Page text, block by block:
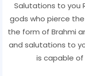
Salutations to you
gods who pierce
the form of Brahmi
and salutations to
is capable of